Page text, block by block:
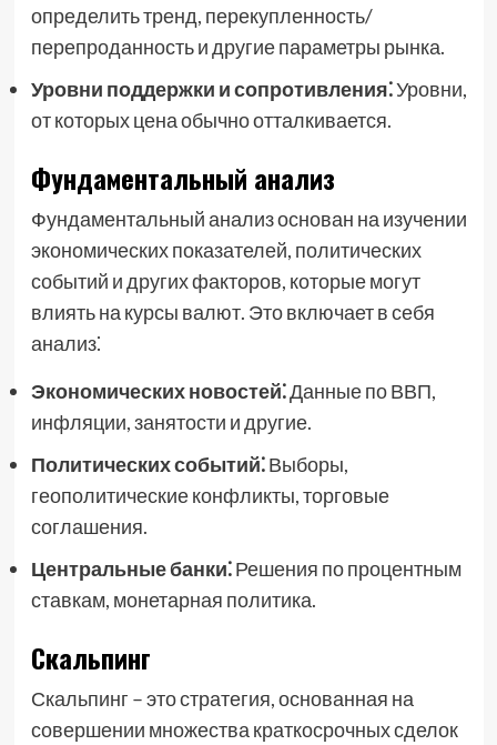
определить тренд, перекупленность/
перепроданность и другие параметры рынка.
Уровни поддержки и сопротивления⁚Уровни,
от которых цена обычно отталкивается.
Фундаментальный анализ
Фундаментальный анализ основан на изучении
экономических показателей, политических
событий и других факторов, которые могут
влиять на курсы валют. Это включает в себя
анализ⁚
Экономических новостей⁚Данные по ВВП,
инфляции, занятости и другие.
Политических событий⁚Выборы,
геополитические конфликты, торговые
соглашения.
Центральные банки⁚Решения по процентным
ставкам, монетарная политика.
Скальпинг
Скальпинг – это стратегия, основанная на
совершении множества краткосрочных сделок